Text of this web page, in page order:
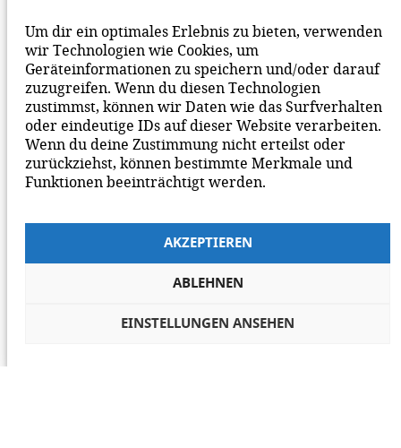
Um dir ein optimales Erlebnis zu bieten, verwenden
wir Technologien wie Cookies, um
Geräteinformationen zu speichern und/oder darauf
zuzugreifen. Wenn du diesen Technologien
zustimmst, können wir Daten wie das Surfverhalten
oder eindeutige IDs auf dieser Website verarbeiten.
Wenn du deine Zustimmung nicht erteilst oder
zurückziehst, können bestimmte Merkmale und
Funktionen beeinträchtigt werden.
AKZEPTIEREN
ABLEHNEN
EINSTELLUNGEN ANSEHEN
MITEINANDER AUF UNSERER SEITE.